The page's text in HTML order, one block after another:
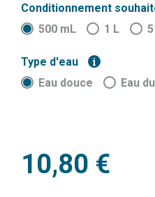
Conditionnement
500 mL
1 L
Type d'eau
i
Eau douce
Eau
10,80 €